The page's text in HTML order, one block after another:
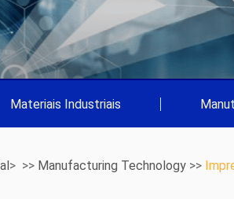
Materiais Industriais
> >> Manufacturing Technology >>